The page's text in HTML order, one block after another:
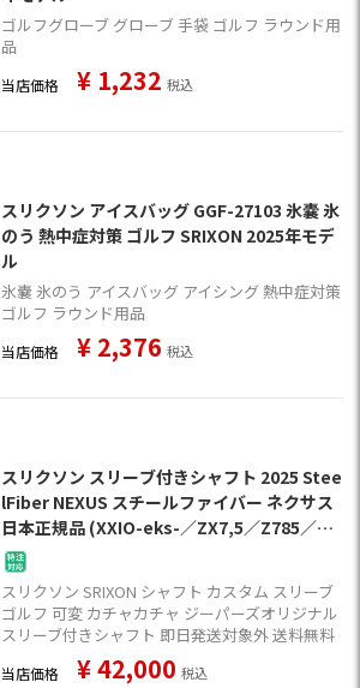
ゴルフグローブ グローブ 手袋 ゴルフ ラウンド用
品
当店価格 ¥ 1,232 税込
スリクソン アイスバッグ GGF-27103 氷嚢 氷
のう 熱中症対策 ゴルフ SRIXON 2025年モデ
ル
氷嚢 氷のう アイスバッグ アイシング 熱中症対策
ゴルフ ラウンド用品
当店価格 ¥ 2,376 税込
スリクソン スリーブ付きシャフト 2025 Stee
lFiber NEXUS スチールファイバー ネクサス
日本正規品 (XXIO-eks-／ZX7,5／Z785／Z7
65／Z565／Z945／Z745／Z545)
スリクソン SRIXON シャフト カスタム スリーブ
ゴルフ 可変 カチャカチャ ジーパーズオリジナル
スリーブ付きシャフト 即日発送対象外 送料無料
当店価格 ¥42,000 税込